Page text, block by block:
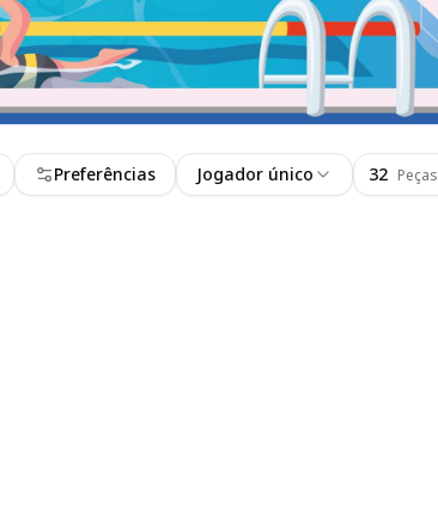
Preferências Jogador único 32 Peças